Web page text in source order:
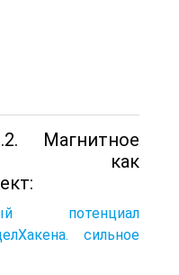
Магнитное
как
потенциал
сильное